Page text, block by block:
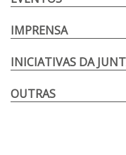
IMPRENSA
INICIATIVAS DA
OUTRAS